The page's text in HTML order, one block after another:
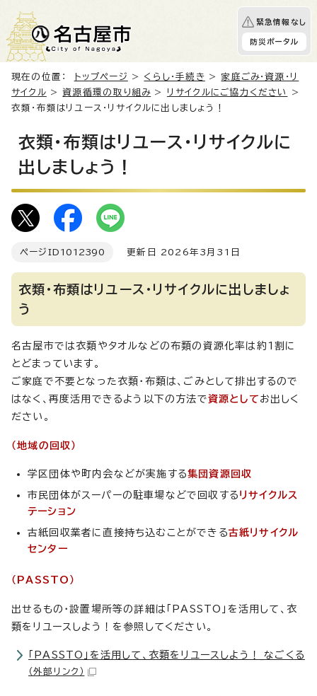
緊急情報なし
防災ポータル
現在の位置： トップページ > くらし・手続き > 家庭ごみ・資源・リ
サイクル >資源循環の取り組み > リサイクルにご協力ください
>
衣類・布類はリユース・リサイクルに出しましょう！
衣類・布類はリユース・リサイクルに
出しましょう！
ページID 1012390 更新日 2026年3月31日
衣類・布類はリユース・リサイクルに出しましょ
う
名古屋市では衣類やタオルなどの布類の資源化率は約1割に
とどまっています。
ご家庭で不要となった衣類・布類は、ごみとして排出するので
はなく、再度活用できるよう以下の方法で資源として お出しく
ださい。
（地域の回収）
学区団体や町内会などが実施する集団資源回収
市民団体がスーパーの駐車場などで回収する リサイクルス
テーション
古紙回収業者に直接持ち込むことができる古紙リサイクル
センター
（PASSTO）
出せるもの・設置場所等の詳細は「PASSTO」を活用して、衣
類をリユースしよう！を参照してください。
「PASSTO」を活用して、衣類をリユースしよう！_なごくる
（外部リンク）